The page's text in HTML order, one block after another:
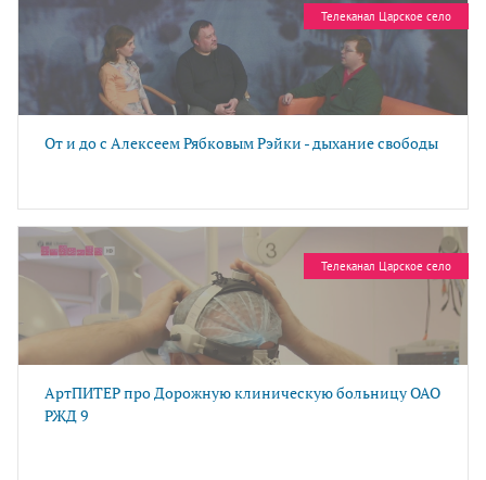
Телеканал Царское село
От и до с Алексеем Рябковым Рэйки - дыхание свободы
Телеканал Царское село
АртПИТЕР про Дорожную клиническую больницу ОАО
РЖД 9